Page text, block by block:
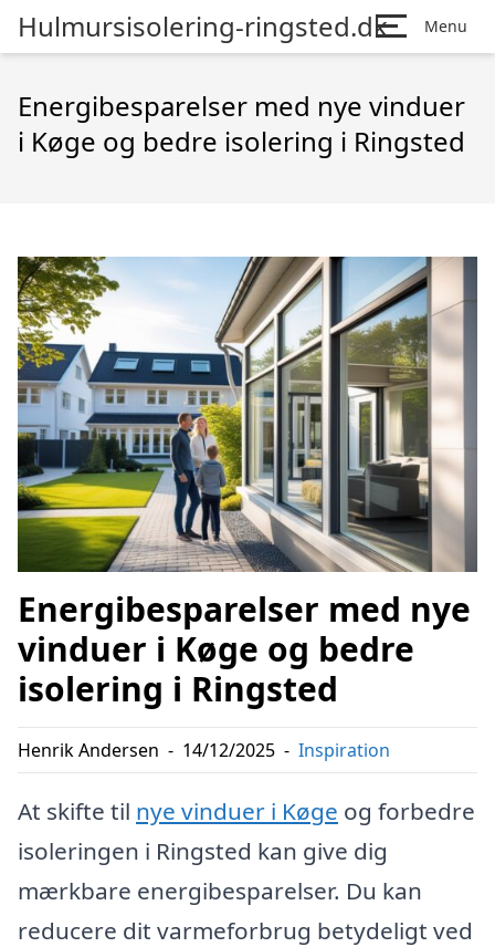
Hulmursisolering-ringsted.dk Menu
Energibesparelser med nye vinduer
i Køge og bedre isolering i Ringsted
Energibesparelser med nye
vinduer i Køge og bedre
isolering i Ringsted
Henrik Andersen - 14/12/2025 - Inspiration
At skifte til nye vinduer i Køge og forbedre
isoleringen i Ringsted kan give dig
mærkbare energibesparelser. Du kan
reducere dit varmeforbrug betydeligt ved